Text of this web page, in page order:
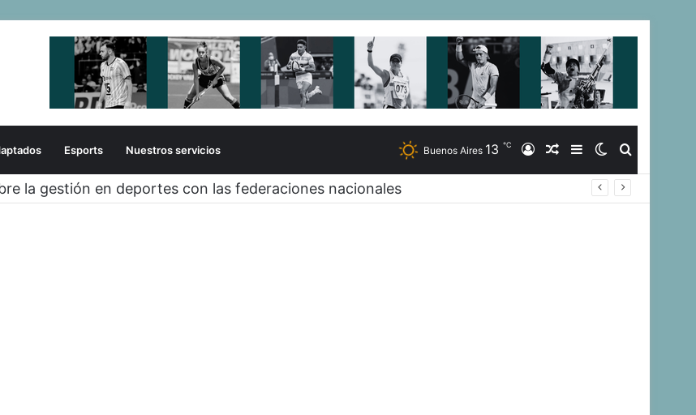
Esports Nuestros servicios Buscar
Switch
skin
Barra
Lateral
Artículo
Aleatorio
Iniciar
Buenos Aires 13 ℃
la gestión en deportes con las federaciones nacionales